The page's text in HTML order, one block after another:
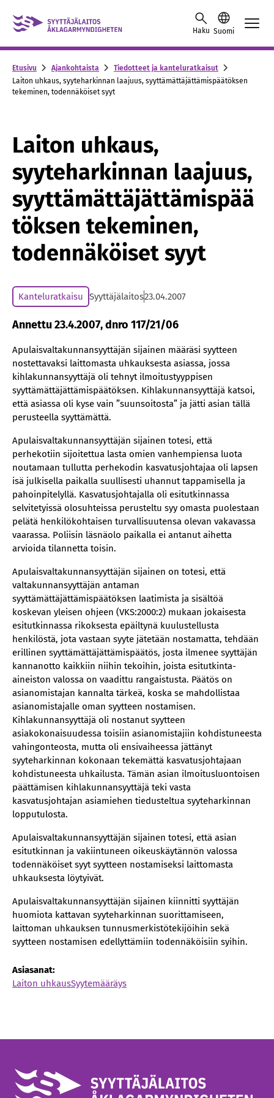
Skip to content -saavutettavuusohje
Haku Suomi
Etusivu Ajankohtaista
Tiedotteet ja kanteluratkaisut
Laiton uhkaus, syyteharkinnan laajuus, syyttämättäjättämispäätöksen
tekeminen, todennäköiset syyt
Laiton uhkaus,
syyteharkinnan laajuus,
syyttämättäjättämispää
töksen tekeminen,
todennäköiset syyt
Kanteluratkaisu Syyttäjälaitos23.04.2007
Annettu 23.4.2007, dnro 117/21/06
Apulaisvaltakunnansyyttäjän sijainen määräsi syytteen
nostettavaksi laittomasta uhkauksesta asiassa, jossa
kihlakunnansyyttäjä oli tehnyt ilmoitustyyppisen
syyttämättäjättämispäätöksen. Kihlakunnansyyttäjä katsoi,
että asiassa oli kyse vain ”suunsoitosta” ja jätti asian tällä
perusteella syyttämättä.
Apulaisvaltakunnansyyttäjän sijainen totesi, että
perhekotiin sijoitettua lasta omien vanhempiensa luota
noutamaan tullutta perhekodin kasvatusjohtajaa oli lapsen
isä julkisella paikalla suullisesti uhannut tappamisella ja
pahoinpitelyllä. Kasvatusjohtajalla oli esitutkinnassa
selvitetyissä olosuhteissa perusteltu syy omasta puolestaan
pelätä henkilökohtaisen turvallisuutensa olevan vakavassa
vaarassa. Poliisin läsnäolo paikalla ei antanut aihetta
arvioida tilannetta toisin.
Apulaisvaltakunnansyyttäjän sijainen on totesi, että
valtakunnansyyttäjän antaman
syyttämättäjättämispäätöksen laatimista ja sisältöä
koskevan yleisen ohjeen (VKS:2000:2) mukaan jokaisesta
esitutkinnassa rikoksesta epäiltynä kuulustellusta
henkilöstä, jota vastaan syyte jätetään nostamatta, tehdään
erillinen syyttämättäjättämispäätös, josta ilmenee syyttäjän
kannanotto kaikkiin niihin tekoihin, joista esitutkinta-
aineiston valossa on vaadittu rangaistusta. Päätös on
asianomistajan kannalta tärkeä, koska se mahdollistaa
asianomistajalle oman syytteen nostamisen.
Kihlakunnansyyttäjä oli nostanut syytteen
asiakokonaisuudessa toisiin asianomistajiin kohdistuneesta
vahingonteosta, mutta oli ensivaiheessa jättänyt
syyteharkinnan kokonaan tekemättä kasvatusjohtajaan
kohdistuneesta uhkailusta. Tämän asian ilmoitusluontoisen
päättämisen kihlakunnansyyttäjä teki vasta
kasvatusjohtajan asiamiehen tiedusteltua syyteharkinnan
lopputulosta.
Apulaisvaltakunnansyyttäjän sijainen totesi, että asian
esitutkinnan ja vakiintuneen oikeuskäytännön valossa
todennäköiset syyt syytteen nostamiseksi laittomasta
uhkauksesta löytyivät.
Apulaisvaltakunnansyyttäjän sijainen kiinnitti syyttäjän
huomiota kattavan syyteharkinnan suorittamiseen,
laittoman uhkauksen tunnusmerkistötekijöihin sekä
syytteen nostamisen edellyttämiin todennäköisiin syihin.
Asiasanat:
Laiton uhkausSyytemääräys